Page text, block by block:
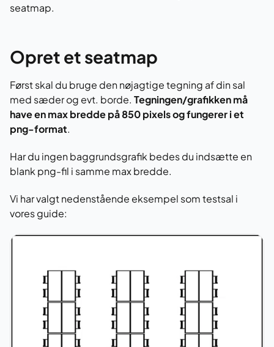
seatmap.
Opret et seatmap
Først skal du bruge den nøjagtige tegning af din sal
med sæder og evt. borde. Tegningen/grafikken må
have en max bredde på 850 pixels og fungerer i et
png-format.
Har du ingen baggrundsgrafik bedes du indsætte en
blank png-fil i samme max bredde.
Vi har valgt nedenstående eksempel som testsal i
vores guide: